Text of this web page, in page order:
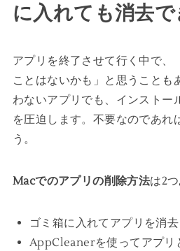
に入れても消去
アプリを終了させて行く中で、
ことはないかも」と思うことも
わないアプリでも、インストー
を圧迫します。不要なのであれ
う。
Macでのアプリの削除方法は2つ
ゴミ箱に入れてアプリを消去
AppCleanerを使ってアプリ